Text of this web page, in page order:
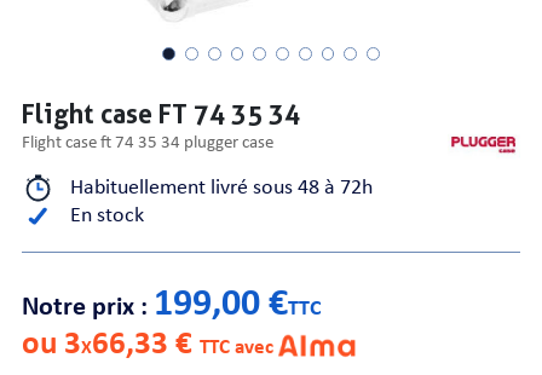
AUDIO
Flight case FT 74 35 34
flight case ft 74 35 34 plugger case
Habituellement livré sous 48 à 72h
En stock
Notre prix : 199,00 €TTC
ou 3X66,33 € TTC avec